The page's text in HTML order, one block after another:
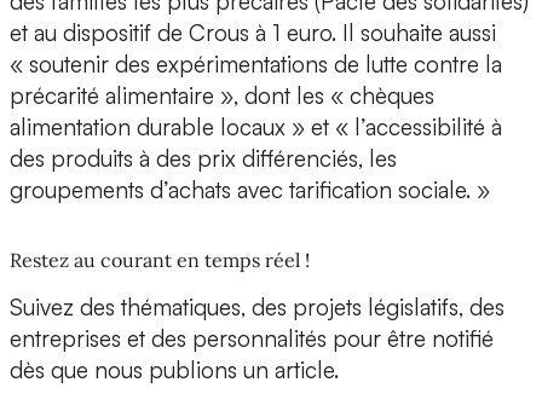
et au dispositif de Crous à 1 euro. Il souhaite aussi
« soutenir des expérimentations de lutte contre la
précarité alimentaire », dont les « chèques
alimentation durable locaux » et « l’accessibilité à
des produits à des prix différenciés, les
groupements d’achats avec tarification sociale. »
Restez au courant en temps réel !
Suivez des thématiques, des projets législatifs, des
entreprises et des personnalités pour être notifié
dès que nous publions un article.